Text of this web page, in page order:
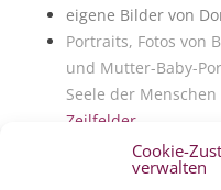
Cookie-
verwalten
eigene Bilder von
Portraits, Fotos von
und Mutter-Baby-
Seele der
Zeilfelder
lizenzfreie Fotos
Baby-Eltern-